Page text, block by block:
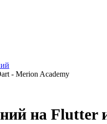
- Merion Academy
на Flutter